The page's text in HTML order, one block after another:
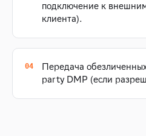
подключение к
клиента).
Передача
party DMP (если